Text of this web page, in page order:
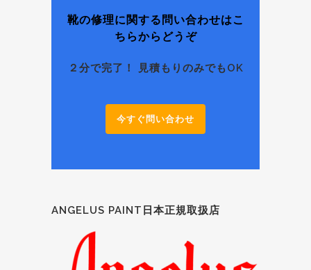
ない場合には電話にてご連絡ください。他店にて断ら
靴の修理に関する問い合わせはこ
ちらからどうぞ
２分で完了！ 見積もりのみでもOK
今すぐ問い合わせ
ANGELUS PAINT日本正規取扱店